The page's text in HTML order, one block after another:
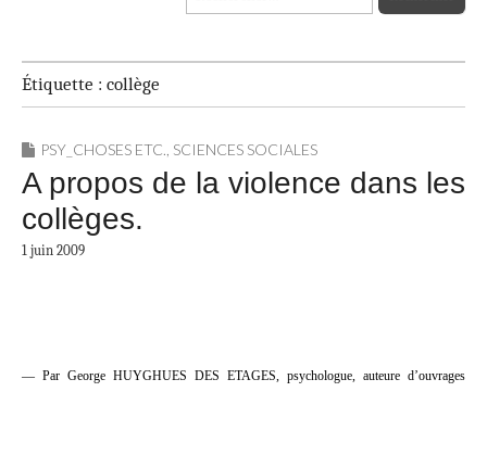
Étiquette : collège
PSY_CHOSES ETC., SCIENCES SOCIALES
A propos de la violence dans les
collèges.
1 juin 2009
— Par George HUYGHUES DES ETAGES, psychologue, auteure d’ouvrages